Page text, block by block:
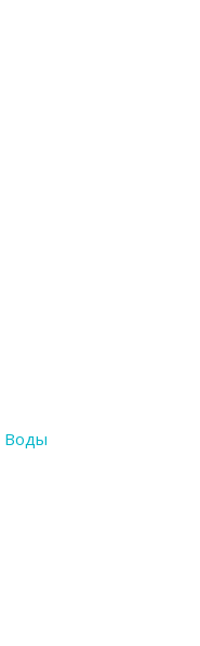
Воды